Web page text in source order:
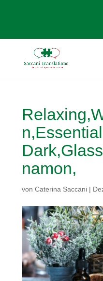
namon,
von Caterina Saccani|